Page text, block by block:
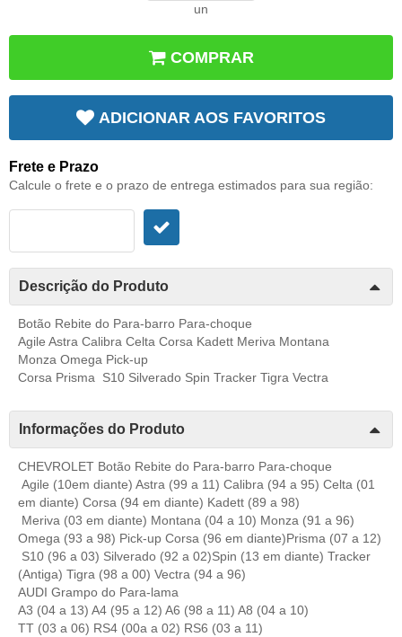
un
COMPRAR
ADICIONAR AOS FAVORITOS
Frete e Prazo
Calcule o frete e o prazo de entrega estimados para sua região:
Descrição do Produto
Botão Rebite do Para-barro Para-choque
Agile Astra Calibra Celta Corsa Kadett Meriva Montana
Monza Omega Pick-up
Corsa Prisma S10 Silverado Spin Tracker Tigra Vectra
Informações do Produto
CHEVROLET Botão Rebite do Para-barro Para-choque
Agile (10em diante) Astra (99 a 11) Calibra (94 a 95) Celta (01
em diante) Corsa (94 em diante) Kadett (89 a 98)
Meriva (03 em diante) Montana (04 a 10) Monza (91 a 96)
Omega (93 a 98) Pick-up Corsa (96 em diante)Prisma (07 a 12)
S10 (96 a 03) Silverado (92 a 02)Spin (13 em diante) Tracker
(Antiga) Tigra (98 a 00) Vectra (94 a 96)
AUDI Grampo do Para-lama
A3 (04 a 13) A4 (95 a 12) A6 (98 a 11) A8 (04 a 10)
TT (03 a 06) RS4 (00a a 02) RS6 (03 a 11)